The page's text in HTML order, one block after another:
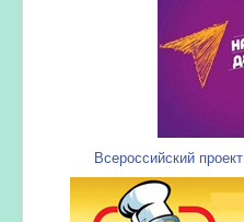
Всероссийский